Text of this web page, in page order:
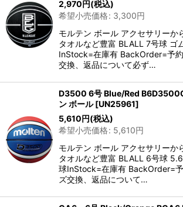
2,970円(税込)
希望小売価格: 3,300円
モルテン ボール アクセサリーか
タオルなど豊富 BLALL 7号球 ゴ
InStock=在庫有
交換、返品について必ず…
D3500 6号 Blue/Red
ン ボール [UN25961]
5,610円(税込)
希望小売価格: 5,610円
モルテン ボール アクセサリーか
タオルなど豊富 BLALL 6号球
球InStock=在庫有
ズ交換、返品について…